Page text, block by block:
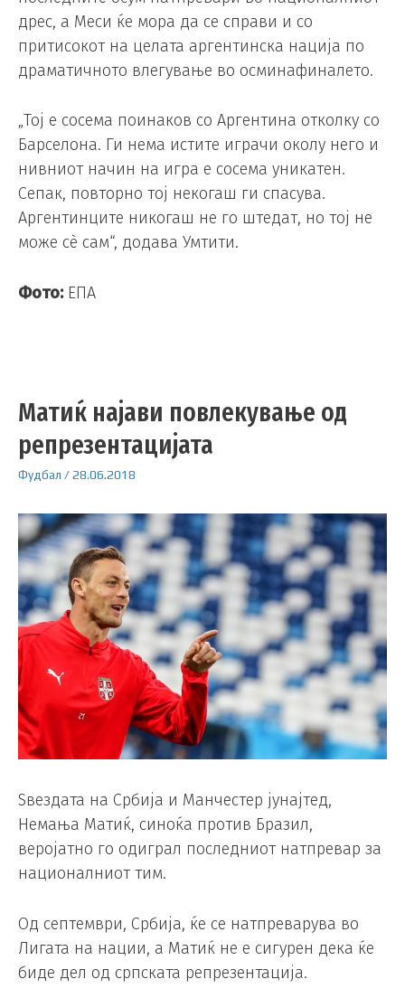
дрес, а Меси ќе мора да се справи и со
притисокот на целата аргентинска нација по
драматичното влегување во осминафиналето.
„Тој е сосема поинаков со Аргентина отколку со
Барселона. Ги нема истите играчи околу него и
нивниот начин на игра е сосема уникатен.
Сепак, повторно тој некогаш ги спасува.
Аргентинците никогаш не го штедат, но тој не
може сѐ сам“, додава Умтити.
Фото: ЕПА
Матиќ најави повлекување од
репрезентацијата
Фудбал /28.06.2018
Ѕвездата на Србија и Манчестер јунајтед,
Немања Матиќ, синоќа против Бразил,
веројатно го одиграл последниот натпревар за
националниот тим.
Од септември, Србија, ќе се натпреварува во
Лигата на нации, а Матиќ не е сигурен дека ќе
биде дел од српската репрезентација.